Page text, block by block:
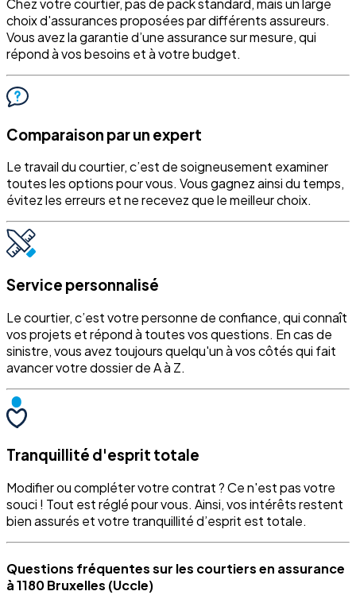
Chez votre courtier, pas de pack standard, mais un large
choix d'assurances proposées par différents assureurs.
Vous avez la garantie d’une assurance sur mesure, qui
répond à vos besoins et à votre budget.
Comparaison par un expert
Le travail du courtier, c’est de soigneusement examiner
toutes les options pour vous. Vous gagnez ainsi du temps,
évitez les erreurs et ne recevez que le meilleur choix.
Service personnalisé
Le courtier, c’est votre personne de confiance, qui connaît
vos projets et répond à toutes vos questions. En cas de
sinistre, vous avez toujours quelqu'un à vos côtés qui fait
avancer votre dossier de A à Z.
Tranquillité d'esprit totale
Modifier ou compléter votre contrat ? Ce n'est pas votre
souci ! Tout est réglé pour vous. Ainsi, vos intérêts restent
bien assurés et votre tranquillité d’esprit est totale.
Questions fréquentes sur les courtiers en assurance
à 1180 Bruxelles (Uccle)